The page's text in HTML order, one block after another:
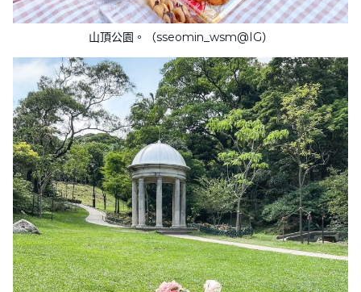
山頂公園。（sseomin_wsm@IG）